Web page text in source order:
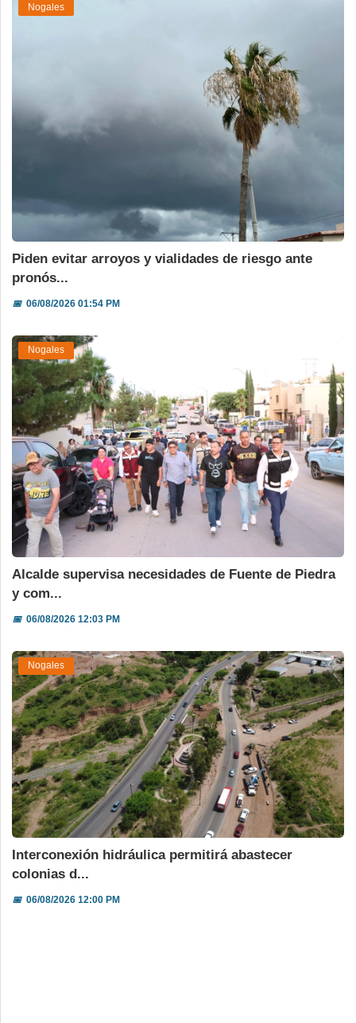
Nogales
Piden evitar arroyos y vialidades de riesgo ante
pronós...
📅06/08/2026 01:54 PM
Nogales
Alcalde supervisa necesidades de Fuente de Piedra
y com...
📅06/08/2026 12:03 PM
Nogales
Interconexión hidráulica permitirá abastecer
colonias d...
📅06/08/2026 12:00 PM